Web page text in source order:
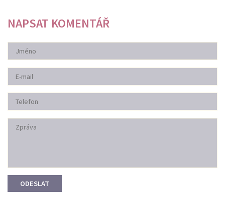
NAPSAT KOMENTÁŘ